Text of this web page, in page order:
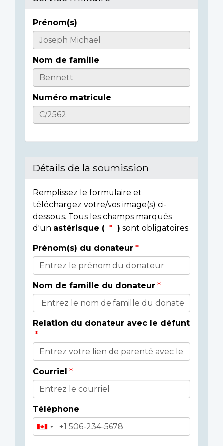
Informations
sur
l'individu
Prénom(s)
Nom de famille
Numéro matricule
Détails de la soumission
Remplissez le formulaire et
téléchargez votre/vos image(s) ci-
dessous. Tous les champs marqués
d'un astérisque ( ) sont obligatoires.
Détails
du
donateur
Prénom(s) du donateur
Nom de famille du donateur
Relation du donateur avec le défunt
Courriel
Téléphone